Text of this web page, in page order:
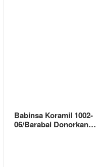
Babinsa Koramil 1002-
06/Barabai Donorkan…